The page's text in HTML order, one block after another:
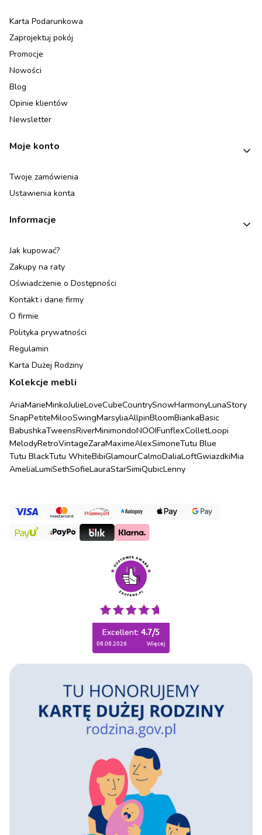
Karta Podarunkowa
Zaprojektuj pokój
Promocje
Nowości
Blog
Opinie klientów
Newsletter
Moje konto
Twoje zamówienia
Ustawienia konta
Informacje
Jak kupować?
Zakupy na raty
Oświadczenie o Dostępności
Kontakt i dane firmy
O firmie
Polityka prywatności
Regulamin
Karta Dużej Rodziny
Kolekcje mebli
AriaMarieMinkoJulieLoveCubeCountrySnowHarmonyLunaStory
SnapPetiteMilooSwingMarsyliaAllpinBloomBiankaBasic
BabushkaTweensRiverMinimondoNOOIFunflexColletLoopi
MelodyRetroVintageZaraMaximeAlexSimoneTutu Blue
Tutu BlackTutu WhiteBibiGlamourCalmoDaliaLoftGwiazdkiMia
AmeliaLumiSethSofieLauraStarSimiQubicLenny
Excellent: 4.7/5
08.08.2026 więcej